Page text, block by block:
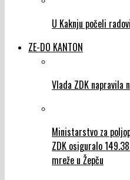
U Kaknju počeli
ZE-DO KANTON
Vlada ZDK napravila
Ministarstvo za
ZDK osiguralo
mreže u Žepču